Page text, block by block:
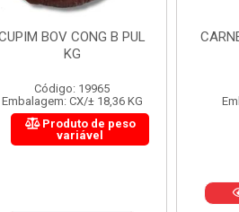
CARNE MOIDA FORTBOI
CX 10KG
Código: 200
Embalagem: KG/10